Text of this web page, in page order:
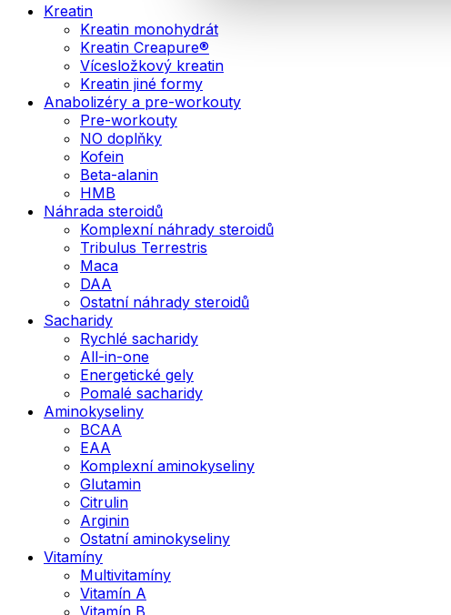
Kreatin
Kreatin monohydrát
Kreatin Creapure®
Vícesložkový kreatin
Kreatin jiné formy
Anabolizéry a pre-workouty
Pre-workouty
NO doplňky
Kofein
Beta-alanin
HMB
Náhrada steroidů
Komplexní náhrady steroidů
Tribulus Terrestris
Maca
DAA
Ostatní náhrady steroidů
Sacharidy
Rychlé sacharidy
All-in-one
Energetické gely
Pomalé sacharidy
Aminokyseliny
BCAA
EAA
Komplexní aminokyseliny
Glutamin
Citrulin
Arginin
Ostatní aminokyseliny
Vitamíny
Multivitamíny
Vitamín A
Vitamín B